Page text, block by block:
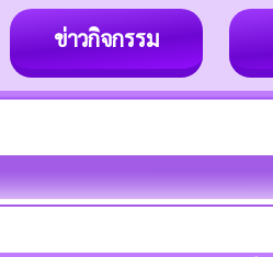
ข่าวกิจกรรม